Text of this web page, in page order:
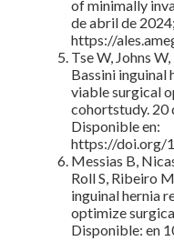
of minimally
de abril de
https://
Tse W, Johns
Bassini inguinal
viable surgical
cohortstudy. 20
Disponible en:
https://doi.org/
Messias B,
Roll S, Ribeiro
inguinal hernia
optimize
Disponible: en